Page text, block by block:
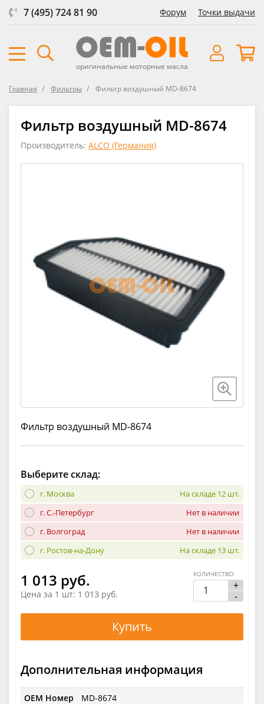
7 (495) 724 81 90 Форум Точки выдачи
оригинальные моторные масла
Главная Фильтры Фильтр воздушный MD-8674
Фильтр воздушный MD-8674
Производитель: ALCO (Германия)
Фильтр воздушный MD-8674
Выберите склад:
г. Москва
На складе 12 шт.
г. С.-Петербург
Нет в наличии
г. Волгоград
Нет в наличии
г. Ростов-на-Дону
На складе 13 шт.
1 013 руб.
Цена за 1 шт: 1 013 руб.
+
-
КОЛИЧЕСТВО:
Купить
Дополнительная информация
OEM Номер
MD-8674